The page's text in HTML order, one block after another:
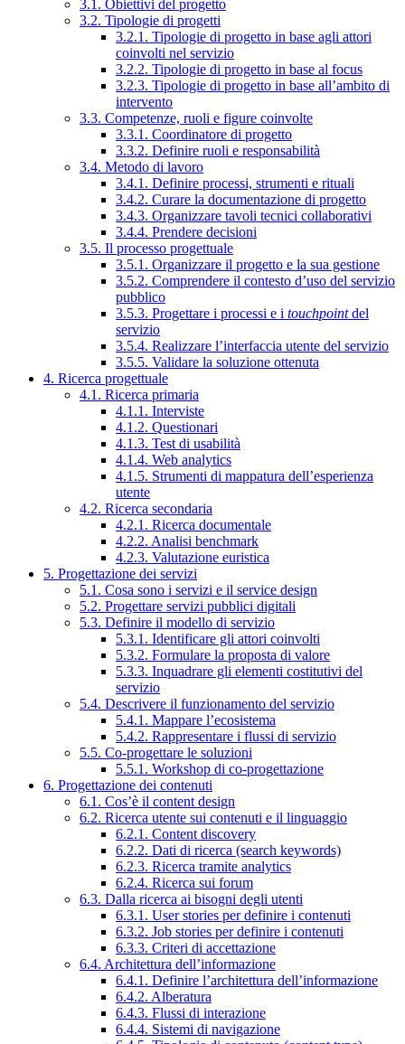
3.1. Obiettivi del progetto
3.2. Tipologie di progetti
3.2.1. Tipologie di progetto in base agli attori
coinvolti nel servizio
3.2.2. Tipologie di progetto in base al focus
3.2.3. Tipologie di progetto in base all’ambito di
intervento
3.3. Competenze, ruoli e figure coinvolte
3.3.1. Coordinatore di progetto
3.3.2. Definire ruoli e responsabilità
3.4. Metodo di lavoro
3.4.1. Definire processi, strumenti e rituali
3.4.2. Curare la documentazione di progetto
3.4.3. Organizzare tavoli tecnici collaborativi
3.4.4. Prendere decisioni
3.5. Il processo progettuale
3.5.1. Organizzare il progetto e la sua gestione
3.5.2. Comprendere il contesto d’uso del servizio
pubblico
3.5.3. Progettare i processi e i touchpointdel
servizio
3.5.4. Realizzare l’interfaccia utente del servizio
3.5.5. Validare la soluzione ottenuta
4. Ricerca progettuale
4.1. Ricerca primaria
4.1.1. Interviste
4.1.2. Questionari
4.1.3. Test di usabilità
4.1.4. Web analytics
4.1.5. Strumenti di mappatura dell’esperienza
utente
4.2. Ricerca secondaria
4.2.1. Ricerca documentale
4.2.2. Analisi benchmark
4.2.3. Valutazione euristica
5. Progettazione dei servizi
5.1. Cosa sono i servizi e il service design
5.2. Progettare servizi pubblici digitali
5.3. Definire il modello di servizio
5.3.1. Identificare gli attori coinvolti
5.3.2. Formulare la proposta di valore
5.3.3. Inquadrare gli elementi costitutivi del
servizio
5.4. Descrivere il funzionamento del servizio
5.4.1. Mappare l’ecosistema
5.4.2. Rappresentare i flussi di servizio
5.5. Co-progettare le soluzioni
5.5.1. Workshop di co-progettazione
6. Progettazione dei contenuti
6.1. Cos’è il content design
6.2. Ricerca utente sui contenuti e il linguaggio
6.2.1. Content discovery
6.2.2. Dati di ricerca (search keywords)
6.2.3. Ricerca tramite analytics
6.2.4. Ricerca sui forum
6.3. Dalla ricerca ai bisogni degli utenti
6.3.1. User stories per definire i contenuti
6.3.2. Job stories per definire i contenuti
6.3.3. Criteri di accettazione
6.4. Architettura dell’informazione
6.4.1. Definire l’architettura dell’informazione
6.4.2. Alberatura
6.4.3. Flussi di interazione
6.4.4. Sistemi di navigazione